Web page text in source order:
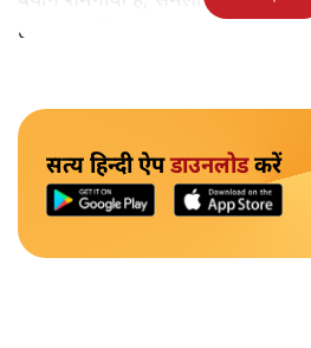
हत्याएं उनकी 'रूल-बुक' में हैं।
सत्य हिन्दी ऐपडाउनलोडकरें